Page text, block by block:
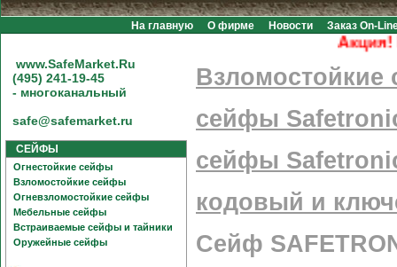
На главную О фирме Новости Заказ On-
Акция!
www.SafeMarket.Ru
(495) 241-19-45
- многоканальный
safe@safemarket.ru
СЕЙФЫ
Огнестойкие сейфы
Взломостойкие сейфы
Огневзломостойкие сейфы
Мебельные сейфы
Встраиваемые сейфы и тайники
Оружейные сейфы
сейфы
сейфы
кодовый и
Сейф